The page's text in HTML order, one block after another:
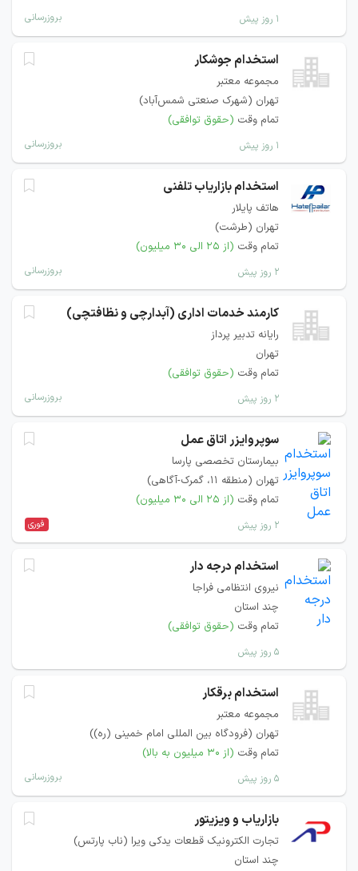
۱ روز پیش بروزرسانی
استخدام جوشکار
مجموعه معتبر
تهران (شهرک صنعتی شمس‌آباد)
تمام وقت (حقوق توافقی)
۱ روز پیش بروزرسانی
استخدام بازاریاب تلفنی
هاتف پایلار
تهران (طرشت)
تمام وقت (از ۲۵ الی ۳۰ میلیون)
۲ روز پیش بروزرسانی
کارمند خدمات اداری (آبدارچی و نظافتچی)
رایانه تدبیر پرداز
تهران
تمام وقت (حقوق توافقی)
۲ روز پیش بروزرسانی
سوپروایزر اتاق عمل
بیمارستان تخصصی پارسا
تهران (منطقه 11، گمرک-آگاهی)
تمام وقت (از ۲۵ الی ۳۰ میلیون)
۲ روز پیش فوری
استخدام درجه دار
نیروی انتظامی فراجا
چند استان
تمام وقت (حقوق توافقی)
۵ روز پیش
استخدام برقکار
مجموعه معتبر
تهران (فرودگاه بین المللی امام خمینی (ره))
تمام وقت (از ۳۰ میلیون به بالا)
۵ روز پیش بروزرسانی
بازاریاب و ویزیتور
تجارت الکترونیک قطعات یدکی ویرا (ناب پارتس)
چند استان